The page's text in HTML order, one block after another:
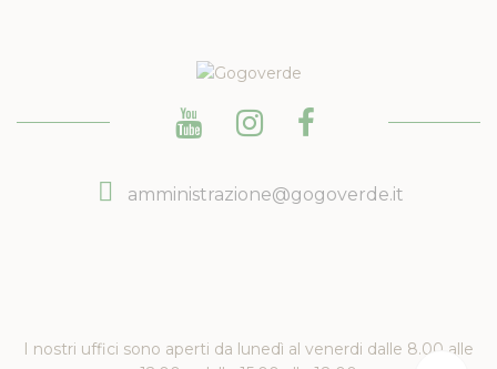
amministrazione@gogoverde.it
I nostri uffici sono aperti da lunedì al venerdi dalle 8.00 alle